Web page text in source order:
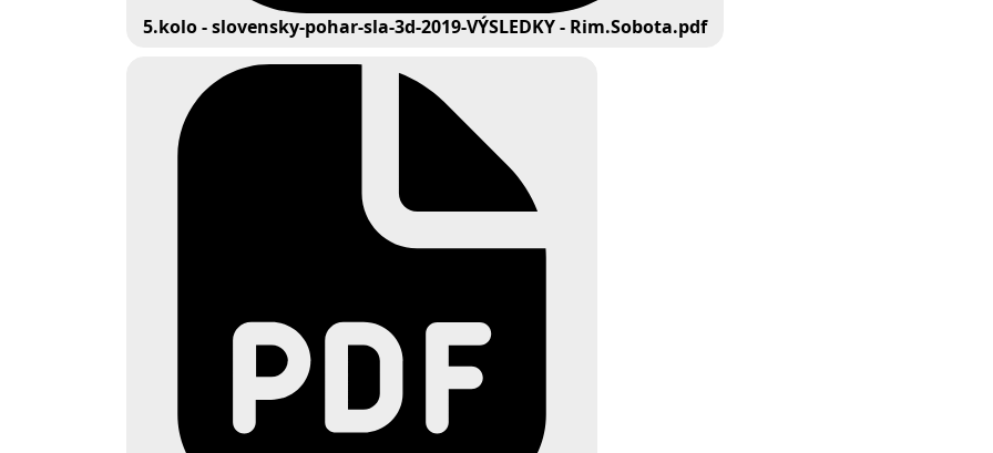
5.kolo - slovensky-pohar-sla-3d-2019-VÝSLEDKY - Rim.Sobota.pdf